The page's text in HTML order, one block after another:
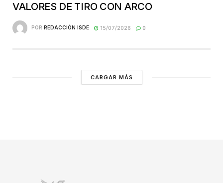
VALORES DE TIRO CON ARCO
POR REDACCIÓN ISDE 15/07/2026 0
CARGAR MÁS